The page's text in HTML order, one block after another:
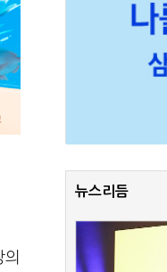
뉴스리듬